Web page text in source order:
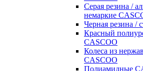
Серая резина /
немаркие
Черная резина /
Красный
CASCOO
Колеса из
CASCOO
Полиамидные